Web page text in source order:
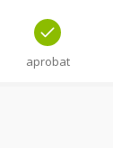
aprobat